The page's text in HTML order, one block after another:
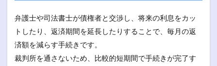
弁護士や司法書士が債権者と交渉し、将来の利息をカッ
トしたり、返済期間を延長したりすることで、毎月の返
済額を減らす手続きです。
裁判所を通さないため、比較的短期間で手続きが完了す